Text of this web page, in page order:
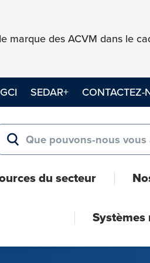
marque des ACVM dans le
GCI SEDAR+ CONTACTEZ-
for:
RECHERCHER
du secteur